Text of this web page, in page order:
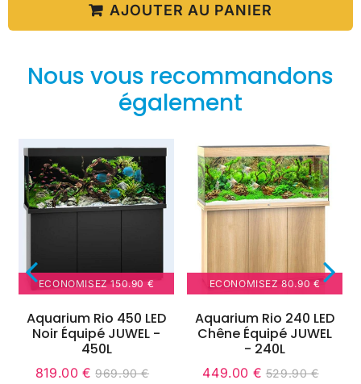
AJOUTER AU PANIER
Nous vous recommandons
également
ECONOMISEZ 150.90 €
Aquarium Rio 450 LED
Noir Équipé JUWEL -
450L
Prix
819.00 € 819.00
Prix
969.90 €
ECONOMISEZ 80.90 €
Aquarium Rio 240 LED
Chêne Équipé JUWEL
- 240L
Prix
449.00 € 449.00
Prix
529.90 €529.90